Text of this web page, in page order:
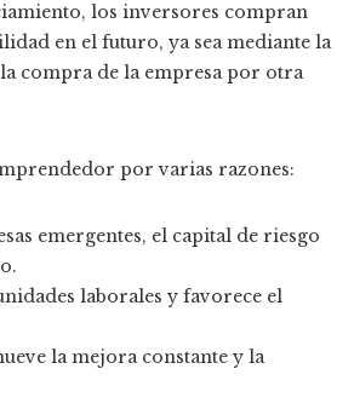
los inversores compran
en el futuro, ya sea mediante la
compra de la empresa por otra
por varias razones:
emergentes, el capital de riesgo
laborales y favorece el
la mejora constante y la